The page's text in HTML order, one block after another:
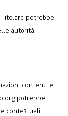
potrebbe
autorità
contenute
potrebbe
contestuali